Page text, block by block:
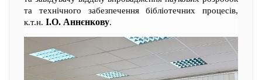
та технічного забезпечення бібліотечних процесів,
к.т.н. І.О. Аннєнкову.